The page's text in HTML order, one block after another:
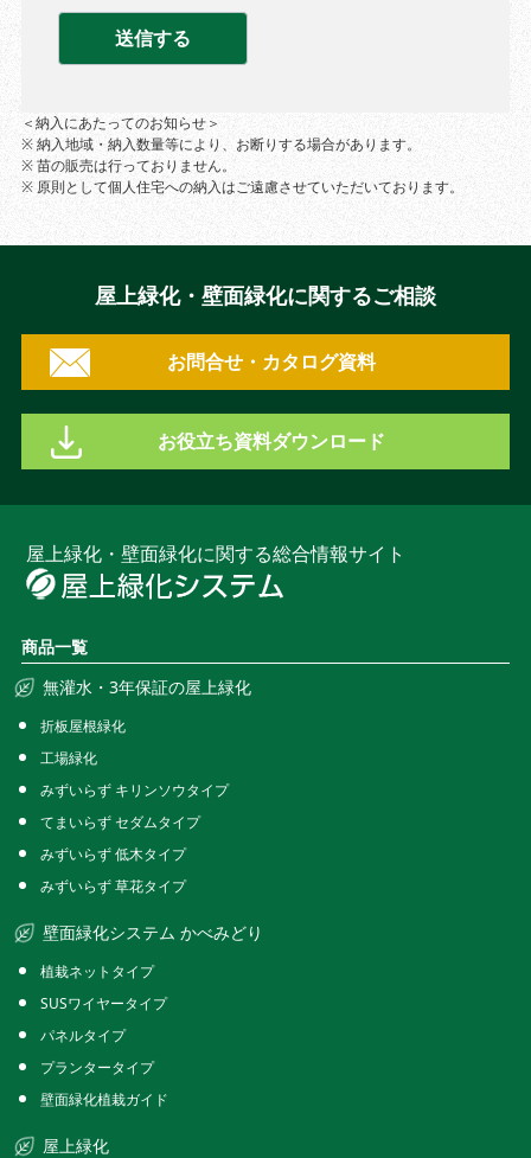
＜納入にあたってのお知らせ＞
※ 納入地域・納入数量等により、お断りする場合があります。
※ 苗の販売は行っておりません。
※ 原則として個人住宅への納入はご遠慮させていただいております。
屋上緑化・壁面緑化に関するご相談
お問合せ・カタログ資料
お役立ち資料ダウンロード
屋上緑化・壁面緑化に関する総合情報サイト
商品一覧
無灌水・3年保証の屋上緑化
折板屋根緑化
工場緑化
みずいらず キリンソウタイプ
てまいらず セダムタイプ
みずいらず 低木タイプ
みずいらず 草花タイプ
壁面緑化システム かべみどり
植栽ネットタイプ
SUSワイヤータイプ
パネルタイプ
プランタータイプ
壁面緑化植栽ガイド
屋上緑化